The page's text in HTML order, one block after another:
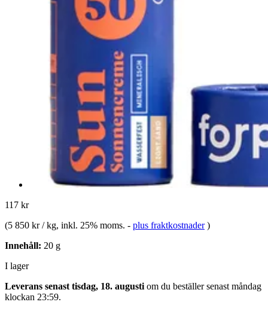
117 kr
(5 850 kr / kg, inkl. 25% moms. - plus fraktkostnader )
Innehåll: 20 g
I lager
Leverans senast tisdag, 18. augusti om du beställer senast måndag
klockan 23:59.